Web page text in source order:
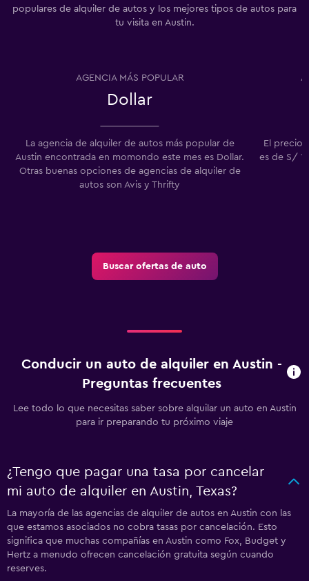
populares de alquiler de autos y los mejores tipos de autos para
tu visita en Austin.
AGENCIA MÁS POPULAR
Dollar
La agencia de alquiler de autos más popular de
Austin encontrada en momondo este mes es Dollar.
Otras buenas opciones de agencias de alquiler de
autos son Avis y Thrifty
El precio
es de S/
Buscar ofertas de auto
Conducir un auto de alquiler en Austin -
Preguntas frecuentes
Lee todo lo que necesitas saber sobre alquilar un auto en Austin
para ir preparando tu próximo viaje
¿Tengo que pagar una tasa por cancelar
mi auto de alquiler en Austin, Texas?
La mayoría de las agencias de alquiler de autos en Austin con las
que estamos asociados no cobra tasas por cancelación. Esto
significa que muchas compañías en Austin como Fox, Budget y
Hertz a menudo ofrecen cancelación gratuita según cuando
reserves.